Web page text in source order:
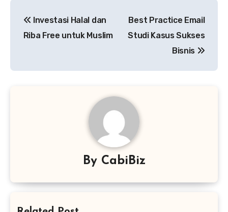
pos
Investasi Halal dan
Riba Free untuk Muslim
Best Practice Email
Studi Kasus Sukses
Bisnis
By CabiBiz